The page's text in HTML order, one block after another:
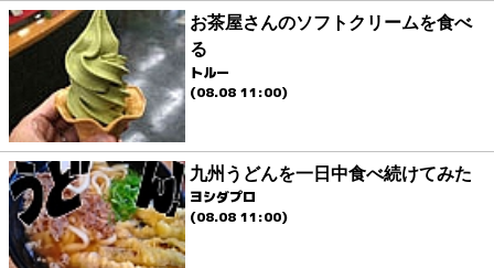
お茶屋さんのソフトクリームを食べ
る
トルー
(08.08 11:00)
九州うどんを一日中食べ続けてみた
ヨシダプロ
(08.08 11:00)